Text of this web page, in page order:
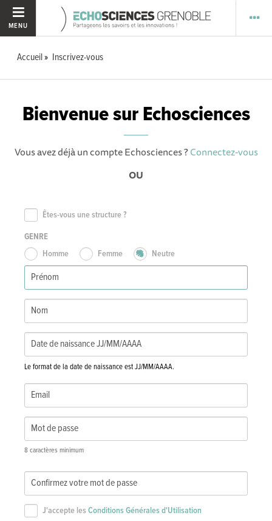
MENU
Accueil Inscrivez-vous
Bienvenue sur Echosciences
Vous avez déjà un compte Echosciences ?Connectez-vous
OU
Êtes-vous une structure ?
GENRE
Homme
Femme Neutre
Le format de la date de naissance est JJ/MM/AAAA.
8 caractères minimum
J'accepte les Conditions Générales d'Utilisation